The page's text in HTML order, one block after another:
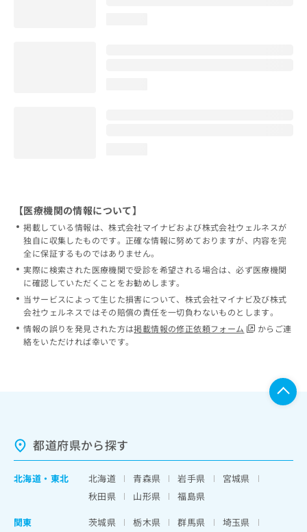
【医療機関の情報について】
掲載している情報は、株式会社マイナビおよび株式会社ウェルネスが
独自に収集したものです。正確な情報に努めておりますが、内容を完
全に保証するものではありません。
実際に検索された医療機関で受診を希望される場合は、必ず医療機関
に確認していただくことをお勧めします。
当サービスによって生じた損害について、株式会社マイナビ及び株式
会社ウェルネスではその賠償の責任を一切負わないものとします。
情報の誤りを発見された方は掲載情報の修正依頼フォーム
からご連
絡をいただければ幸いです。
都道府県から探す
北海道 ・ 東北 北海道 青森県 岩手県
宮城県
秋田県
山形県
福島県
関東
茨城県 栃木県 群馬県
埼玉県